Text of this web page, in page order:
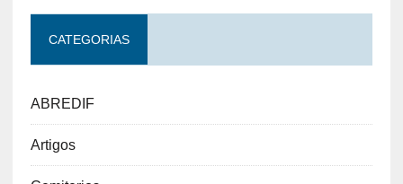
CATEGORIAS
ABREDIF
Artigos